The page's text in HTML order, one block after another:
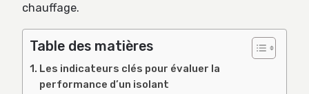
chauffage.
Table des matières
Les indicateurs clés pour évaluer la
performance d’un isolant